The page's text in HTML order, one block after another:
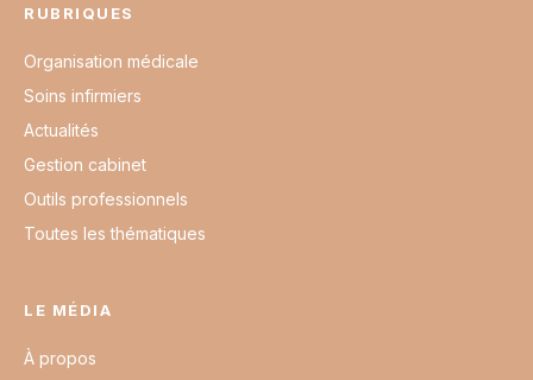
RUBRIQUES
Organisation médicale
Soins infirmiers
Actualités
Gestion cabinet
Outils professionnels
Toutes les thématiques
LE MÉDIA
À propos